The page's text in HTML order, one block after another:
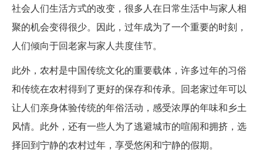
社会人们生活方式的改变，很多人在日常生活中与家人相
聚的机会变得很少。因此，过年成为了一个重要的时刻，
人们倾向于回老家与家人共度佳节。
此外，农村是中国传统文化的重要载体，许多过年的习俗
和传统在农村得到了更好的保存和传承。回老家过年可以
让人们亲身体验传统的年俗活动，感受浓厚的年味和乡土
风情。此外，还有一些人为了逃避城市的喧闹和拥挤，选
择回到宁静的农村过年，享受悠闲和宁静的假期。